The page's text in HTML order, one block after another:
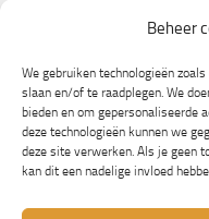
Beheer
We gebruiken technologieën
slaan en/of te raadplegen. We
bieden en om gepersonaliseerde
deze technologieën kunnen we
deze site verwerken. Als je geen
kan dit een nadelige invloed